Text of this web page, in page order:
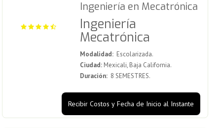
Ingeniería en Mecatrónica
Ingeniería
Mecatrónica
Modalidad:Escolarizada.
Ciudad:Mexicali, Baja California.
Duración:8 SEMESTRES.
Recibir Costos y Fecha de Inicio al Instante